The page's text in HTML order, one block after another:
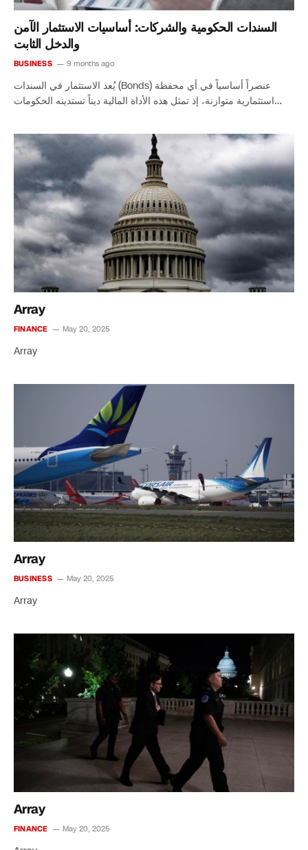
السندات الحكومية والشركات: أساسيات الاستثمار الآمن
والدخل الثابت
BUSINESS 9 months ago
يُعد الاستثمار في السندات (Bonds) عنصراً أساسياً في أي محفظة
استثمارية متوازنة، إذ تمثل هذه الأداة المالية ديناً تستدينه الحكومات…
Array
FINANCE May 20, 2025
Array
Array
BUSINESS May 20, 2025
Array
Array
FINANCE May 20, 2025